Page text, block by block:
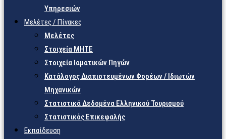
Υπηρεσιών
Μελέτες / Πίνακες
Μελέτες
Στοιχεία ΜΗΤΕ
Στοιχεία Ιαματικών Πηγών
Κατάλογος Διαπιστευμένων Φορέων / Ιδιωτών
Μηχανικών
Στατιστικά Δεδομένα Ελληνικού Τουρισμού
Στατιστικός Επικεφαλής
Εκπαίδευση